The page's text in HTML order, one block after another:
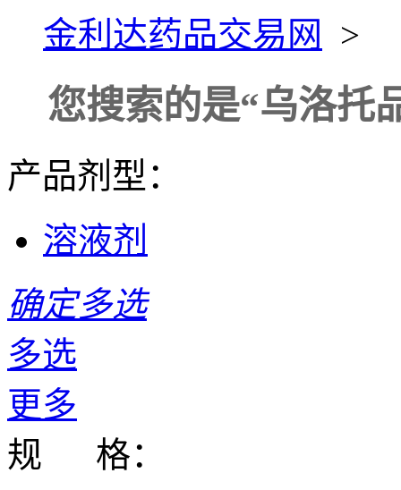
金利达药品交易网 >
您搜索的是“乌洛托
产品剂型：
溶液剂
确定多选
多选
更多
规 格：